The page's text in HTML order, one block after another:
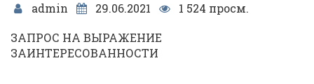
admin 29.06.2021
1 524 просм.
ЗАПРОС НА ВЫРАЖЕНИЕ
ЗАИНТЕРЕСОВАННОСТИ